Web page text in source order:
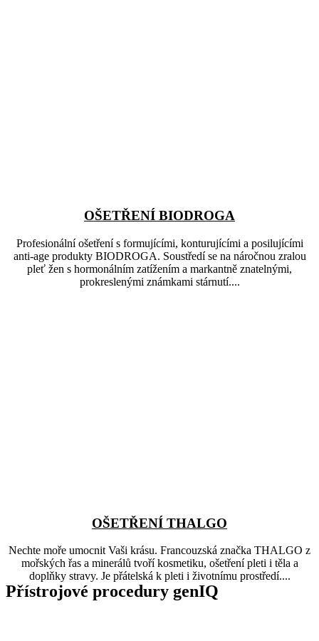
OŠETŘENÍ BIODROGA
Profesionální ošetření s formujícími, konturujícími a posilujícími
anti-age produkty BIODROGA. Soustředí se na náročnou zralou
pleť žen s hormonálním zatížením a markantně znatelnými,
prokreslenými známkami stárnutí....
OŠETŘENÍ THALGO
Nechte moře umocnit Vaši krásu. Francouzská značka THALGO z
mořských řas a minerálů tvoří kosmetiku, ošetření pleti i těla a
doplňky stravy. Je přátelská k pleti i životnímu prostředí....
Přístrojové procedury genIQ